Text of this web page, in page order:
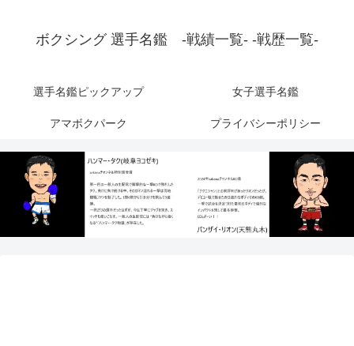
ボクシング 選手名鑑 -戦績一覧- -戦歴一覧-
選手名鑑ピックアップ 女子選手名鑑
アマボクパーク プライバシーポリシー